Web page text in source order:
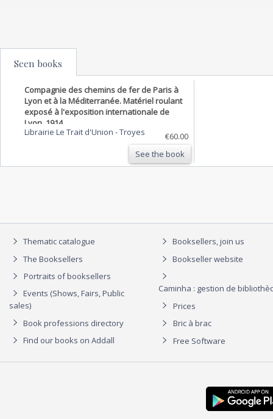
Seen books
Compagnie des chemins de fer de Paris à
Lyon et à la Méditerranée. Matériel roulant
exposé à l'exposition internationale de
Lyon, 1914.
Librairie Le Trait d'Union -Troyes
€60.00
See the book
Thematic catalogue
The Booksellers
Portraits of booksellers
Events (Shows, Fairs, Public
sales)
Book professions directory
Find our books on Addall
Booksellers, join us
Bookseller website
Caminha : gestion de
Prices
Bric à brac
Free Software